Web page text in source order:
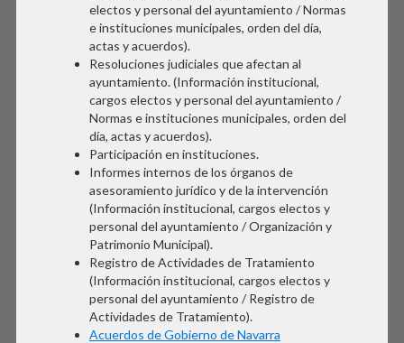
electos y personal del ayuntamiento / Normas
e instituciones municipales, orden del día,
actas y acuerdos).
Resoluciones judiciales que afectan al
ayuntamiento. (Información institucional,
cargos electos y personal del ayuntamiento /
Normas e instituciones municipales, orden del
día, actas y acuerdos).
Participación en instituciones.
Informes internos de los órganos de
asesoramiento jurídico y de la intervención
(Información institucional, cargos electos y
personal del ayuntamiento / Organización y
Patrimonio Municipal).
Registro de Actividades de Tratamiento
(Información institucional, cargos electos y
personal del ayuntamiento / Registro de
Actividades de Tratamiento).
Acuerdos de Gobierno de Navarra